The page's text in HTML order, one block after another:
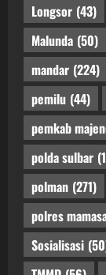
Longsor (43)
Malunda (50)
mandar (224)
pemilu (44)
pemkab
polda sulbar
polman (271)
polres
Sosialisasi